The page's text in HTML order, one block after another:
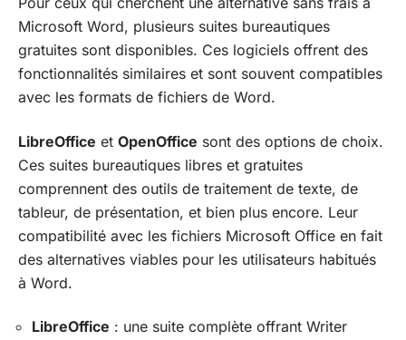
Microsoft Word, plusieurs suites bureautiques
gratuites sont disponibles. Ces logiciels offrent des
fonctionnalités similaires et sont souvent compatibles
avec les formats de fichiers de Word.
LibreOffice et OpenOffice sont des options de choix.
Ces suites bureautiques libres et gratuites
comprennent des outils de traitement de texte, de
tableur, de présentation, et bien plus encore. Leur
compatibilité avec les fichiers Microsoft Office en fait
des alternatives viables pour les utilisateurs habitués
à Word.
LibreOffice : une suite complète offrant Writer